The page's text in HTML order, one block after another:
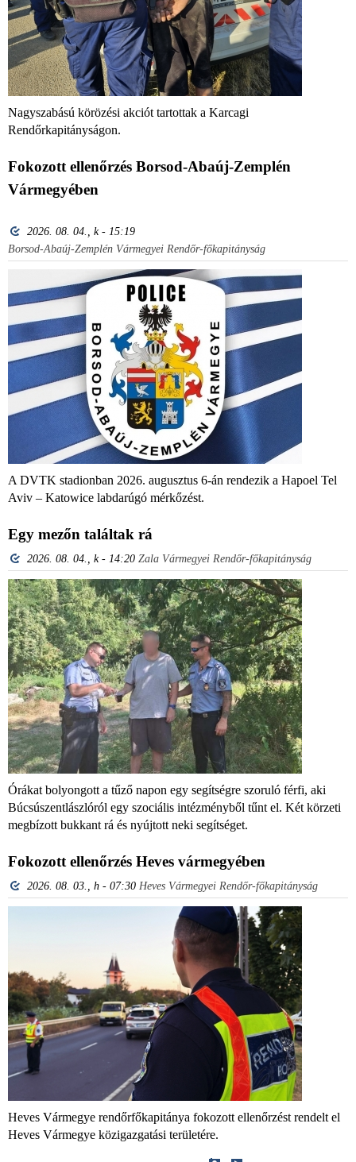
Nagyszabású körözési akciót tartottak a Karcagi
Rendőrkapitányságon.
Fokozott ellenőrzés Borsod-Abaúj-Zemplén
Vármegyében
2026. 08. 04., k - 15:19
Borsod-Abaúj-Zemplén Vármegyei Rendőr-főkapitányság
A DVTK stadionban 2026. augusztus 6-án rendezik a Hapoel Tel
Aviv – Katowice labdarúgó mérkőzést.
Egy mezőn találtak rá
2026. 08. 04., k - 14:20 Zala Vármegyei Rendőr-főkapitányság
Órákat bolyongott a tűző napon egy segítségre szoruló férfi, aki
Búcsúszentlászlóról egy szociális intézményből tűnt el. Két körzeti
megbízott bukkant rá és nyújtott neki segítséget.
Fokozott ellenőrzés Heves vármegyében
2026. 08. 03., h - 07:30 Heves Vármegyei Rendőr-főkapitányság
Heves Vármegye rendőrfőkapitánya fokozott ellenőrzést rendelt el
Heves Vármegye közigazgatási területére.